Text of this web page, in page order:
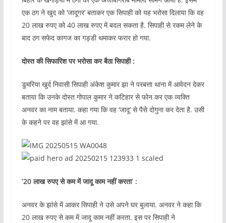
एक ठग ने खुद को ‘जादूगर’ बताकर एक सिपाही को यह भरोसा दिलाया कि वह
20 लाख रुपए को 40 लाख रुपए में बदल सकता है. सिपाही से रकम लेने के
बाद ठग सफेद कागज का गड्डी थमाकर फरार हो गया.
दोस्त की सिफारिश पर भरोसा कर बैठा सिपाही :
डुमरिया खुर्द निवासी सिपाही अंकेश कुमार झा ने परबत्ता थाना में आवेदन देकर
बताया कि उनके दोस्त गोपाल कुमार ने कटिहार से फोन कर एक व्यक्ति
अनवर का नाम बताया. कहा गया कि वह ‘जादू’ से पैसे दोगुना कर देता है. उसी
के कहने पर वह झांसे में आ गया.
’20 लाख रुपए से कम में जादू काम नहीं करता’ :
अनवर के झांसे में आकर सिपाही ने उसे अपने घर बुलाया. अनवर ने कहा कि
20 लाख रुपए से कम में जादू काम नहीं करता. इस पर सिपाही ने